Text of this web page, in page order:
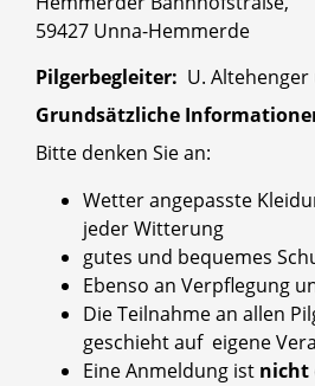
59427 Unna-Hemmerde
Pilgerbegleiter: U.
Grundsätzliche
Bitte denken Sie an:
Wetter angepasste
jeder Witterung
gutes und bequemes
Ebenso an Verpflegung
Die Teilnahme an allen
geschieht auf eigene
Eine Anmeldung ist nicht